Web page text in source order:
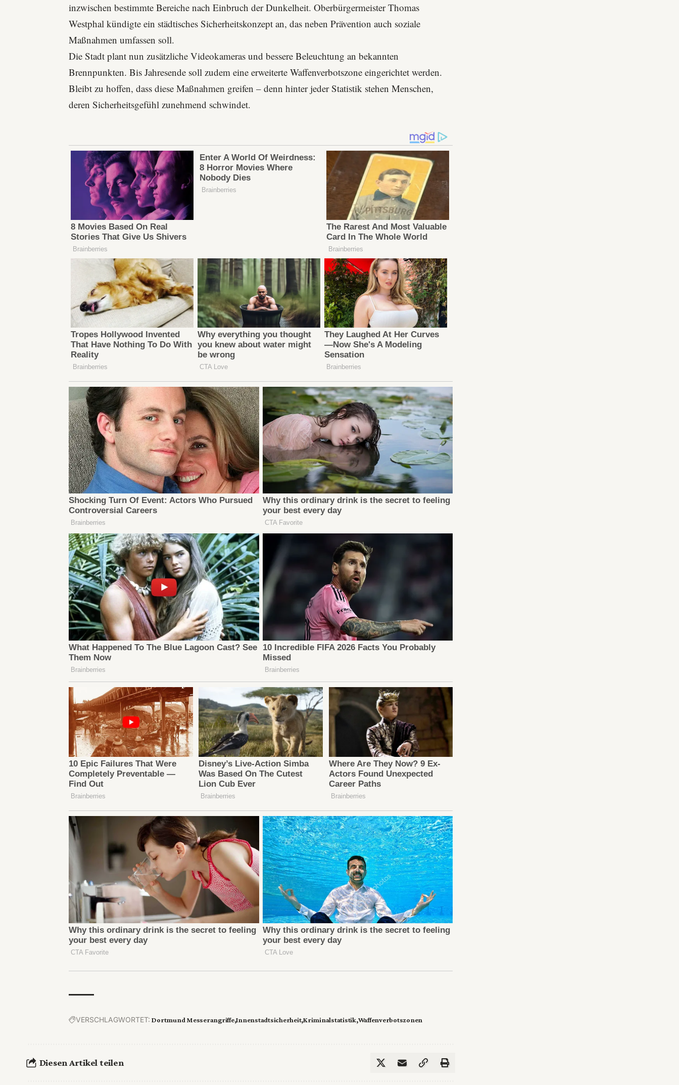
inzwischen bestimmte Bereiche nach Einbruch der Dunkelheit. Oberbürgermeister Thomas
Westphal kündigte ein städtisches Sicherheitskonzept an, das neben Prävention auch soziale
Maßnahmen umfassen soll.
Die Stadt plant nun zusätzliche Videokameras und bessere Beleuchtung an bekannten
Brennpunkten. Bis Jahresende soll zudem eine erweiterteWaffenverbotszone eingerichtet werden.
Bleibt zu hoffen, dass diese Maßnahmen greifen – denn hinter jeder Statistik stehen Menschen,
deren Sicherheitsgefühl zunehmend schwindet.
VERSCHLAGWORTET: Dortmund Messerangriffe Innenstadtsicherheit Kriminalstatistik Waffenverbotszonen
Diesen Artikel teilen